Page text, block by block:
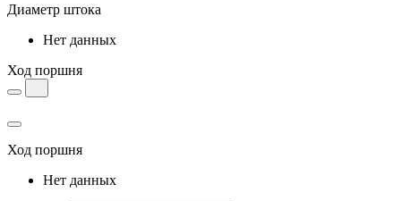
Диаметр штока
Нет данных
Ход поршня
Ход поршня
Нет данных